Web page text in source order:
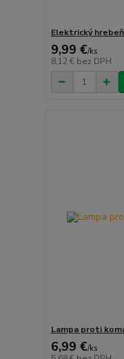
Elektrický
9,99 €/ks
8,12 € bez DPH
Lampa proti
6,99 €/ks